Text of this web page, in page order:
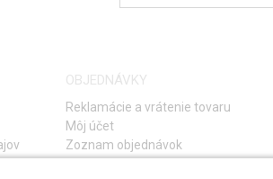
OBJEDNÁVKY
Reklamácie a vrátenie tovaru
Môj účet
Zoznam objednávok